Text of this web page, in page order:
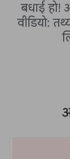
बधाई हो!
वीडियो: